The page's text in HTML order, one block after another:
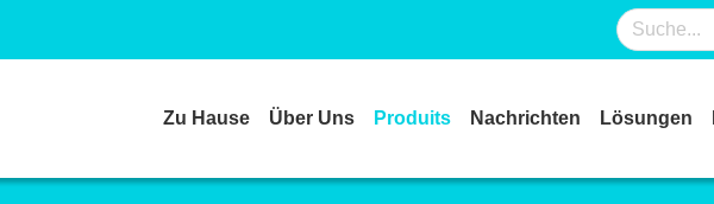
Zu Hause Über Uns Produits Nachrichten Lösungen